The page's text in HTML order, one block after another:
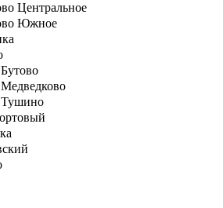
Центральное
Южное